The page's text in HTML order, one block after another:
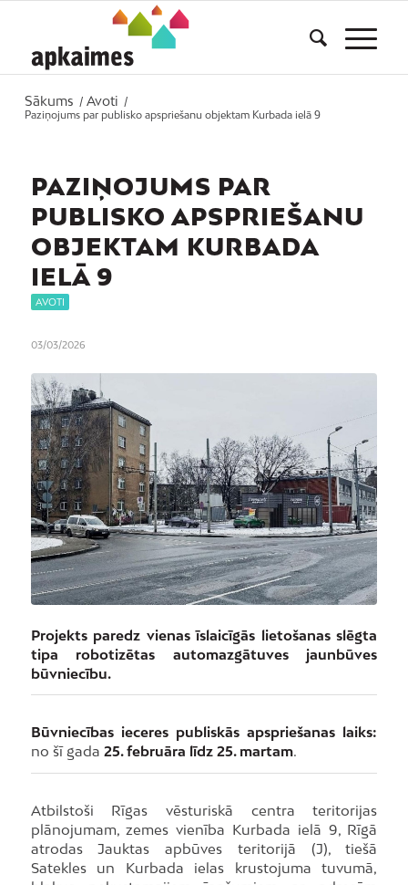
Sākums / Avoti
/
Paziņojums par publisko apspriešanu objektam Kurbada ielā 9
PAZIŅOJUMS PAR
PUBLISKO APSPRIEŠANU
OBJEKTAM KURBADA
IELĀ 9
AVOTI
03/03/2026
Projekts paredz vienas īslaicīgās lietošanas slēgta
tipa robotizētas automazgātuves jaunbūves
būvniecību.
Būvniecības ieceres publiskās apspriešanas laiks:
no šī gada 25. februāra līdz 25. martam.
Atbilstoši Rīgas vēsturiskā centra teritorijas
plānojumam, zemes vienība Kurbada ielā 9, Rīgā
atrodas Jauktas apbūves teritorijā (J), tiešā
Satekles un Kurbada ielas krustojuma tuvumā,